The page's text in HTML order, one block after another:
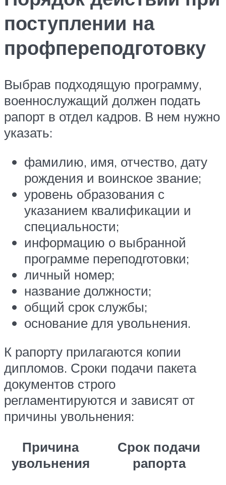
поступлении на
профпереподготовку
Выбрав подходящую программу,
военнослужащий должен подать
рапорт в отдел кадров. В нем нужно
указать:
фамилию, имя, отчество, дату
рождения и воинское звание;
уровень образования с
указанием квалификации и
специальности;
информацию о выбранной
программе переподготовки;
личный номер;
название должности;
общий срок службы;
основание для увольнения.
К рапорту прилагаются копии
дипломов. Сроки подачи пакета
документов строго
регламентируются и зависят от
причины увольнения:
Причина
увольнения
Срок подачи
рапорта